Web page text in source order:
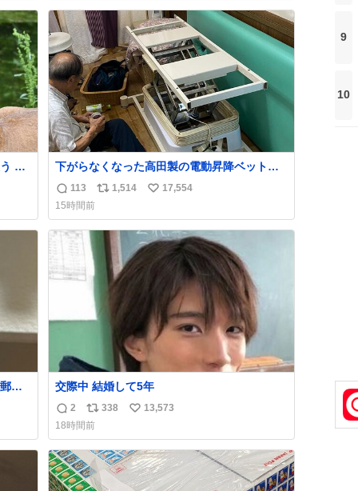
数
ス
ト
数
ね
数
下がらなくなった高田製の電動昇降ベット。
メーカーからは、完全に見放されたんです
が、 見事に85歳の父が治しました。 うちの父
は、トヨタカローラのボディをオート生産す
る、工業ロボットの製作者なんですが、 父が
電動ベットの配線をハンダで修理している横
で、
返
信
数
113
リ
ス
数
1,514
い
ね
数
17,554
15時間前
便
自
交際中 結婚して5年
返
信
数
2
リ
ポ
ス
ト
数
338
い
ね
数
13,573
18時間前
9
10